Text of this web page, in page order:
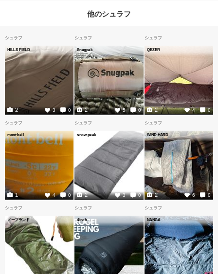
他のシュラフ
シュラフ
HILLS FIELD
3 0
2
シュラフ
Snugpak
5 0
2
シュラフ
QEZER
4 0
2
シュラフ
mont-bell
4 0
1
シュラフ
snow peak
3 0
2
シュラフ
WIND HARD
6 0
2
シュラフ
ノーブランド
シュラフ
4inch
シュラフ
NANGA